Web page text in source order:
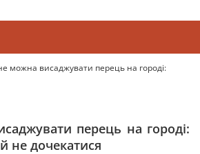
можна висаджувати перець на городі:
перець на городі:
не дочекатися